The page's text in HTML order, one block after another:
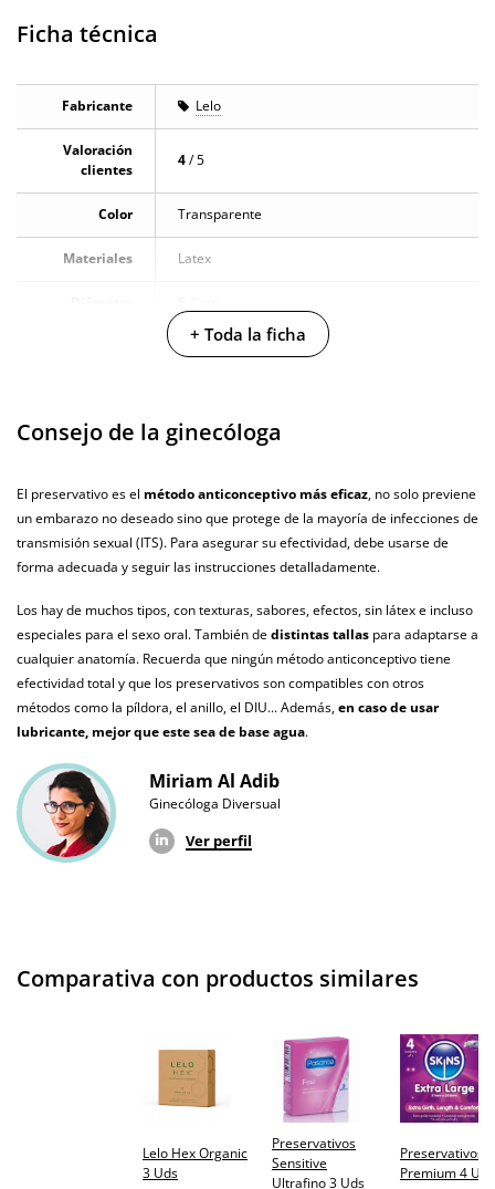
Ficha técnica
Fabricante Lelo
Valoración
clientes
4/ 5
Color Transparente
Materiales Latex
animales
Garantías 3 años de garantía
Producto
¿Cuándo lo
recibo?
El martes 11 de agosto (fecha estimada)
+ Toda la ficha
Consejo de la ginecóloga
El preservativo es el método anticonceptivo más eficaz, no solo previene
un embarazo no deseado sino que protege de la mayoría de infecciones de
transmisión sexual (ITS). Para asegurar su efectividad, debe usarse de
forma adecuada y seguir las instrucciones detalladamente.
Los hay de muchos tipos, con texturas, sabores, efectos, sin látex e incluso
especiales para el sexo oral. También dedistintas tallas para adaptarse a
cualquier anatomía. Recuerda que ningún método anticonceptivo tiene
efectividad total y que los preservativos son compatibles con otros
métodos como la píldora, el anillo, el DIU... Además,en caso de usar
lubricante, mejor que este sea de base agua.
Miriam Al Adib
Ginecóloga Diversual
Ver perfil
Comparativa con productos similares
Lelo Hex Organic
3 Uds
Preservativos
Sensitive
Ultrafino 3 Uds
Preservativos
Premium 4 Uds